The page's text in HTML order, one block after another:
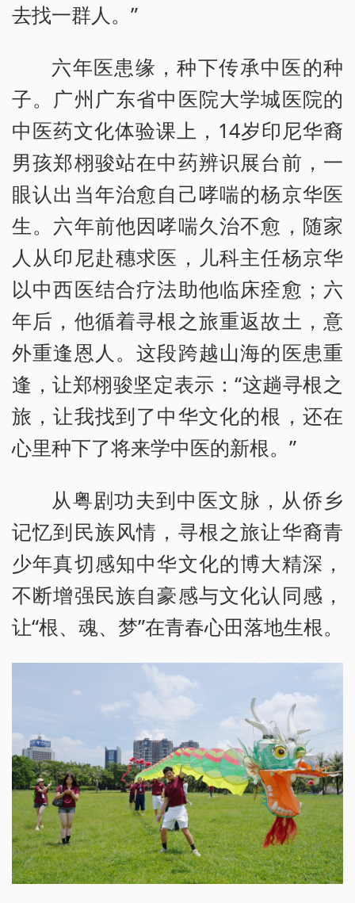
去找一群人。”
六年医患缘，种下传承中医的种
子。广州广东省中医院大学城医院的
中医药文化体验课上，14岁印尼华裔
男孩郑栩骏站在中药辨识展台前，一
眼认出当年治愈自己哮喘的杨京华医
生。六年前他因哮喘久治不愈，随家
人从印尼赴穗求医，儿科主任杨京华
以中西医结合疗法助他临床痊愈；六
年后，他循着寻根之旅重返故土，意
外重逢恩人。这段跨越山海的医患重
逢，让郑栩骏坚定表示：“这趟寻根之
旅，让我找到了中华文化的根，还在
心里种下了将来学中医的新根。”
从粤剧功夫到中医文脉，从侨乡
记忆到民族风情，寻根之旅让华裔青
少年真切感知中华文化的博大精深，
不断增强民族自豪感与文化认同感，
让“根、魂、梦”在青春心田落地生根。